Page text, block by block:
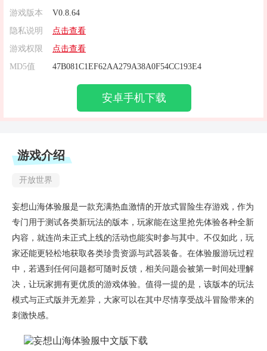
游戏版本
V0.8.64
隐私说明
点击查看
游戏权限
点击查看
MD5值
47B081C1EF62AA279A38A0F54CC193E4
安卓手机下载
游戏介绍
开放世界
妄想山海体验服是一款充满热血激情的开放式冒险生存游戏，作为
专门用于测试各类新玩法的版本，玩家能在这里抢先体验各种全新
内容，就连尚未正式上线的活动也能实时参与其中。不仅如此，玩
家还能更轻松地获取各类珍贵资源与武器装备。在体验服游玩过程
中，若遇到任何问题都可随时反馈，相关问题会被第一时间处理解
决，让玩家拥有更优质的游戏体验。值得一提的是，该版本的玩法
模式与正式版并无差异，大家可以在其中尽情享受战斗冒险带来的
刺激快感。